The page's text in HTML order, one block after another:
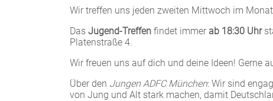
Wir treffen uns jeden zweiten Mittwoch im
Das Jugend-Treffen findet immer ab 18:30 Uhr
Platenstraße 4.
Wir freuen uns auf dich und deine Ideen! Gerne
Über den Jungen ADFC München: Wir sind
von Jung und Alt stark machen, damit